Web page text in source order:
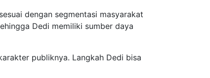
dengan segmentasi masyarakat
Dedi memiliki sumber daya
publiknya. Langkah Dedi bisa